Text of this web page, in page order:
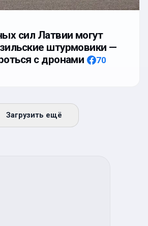
сил Латвии могут
штурмовики —
с дронами
70
Загрузить ещё